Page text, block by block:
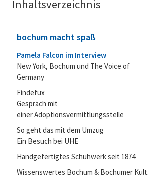
Inhaltsverzeichnis
bochum macht spaß
Pamela Falcon im Interview
New York, Bochum und The Voice of
Germany
Findefux
Gespräch mit
einer Adoptionsvermittlungsstelle
So geht das mit dem Umzug
Ein Besuch bei UHE
Handgefertigtes Schuhwerk seit 1874
Wissenswertes Bochum & Bochumer Kult.